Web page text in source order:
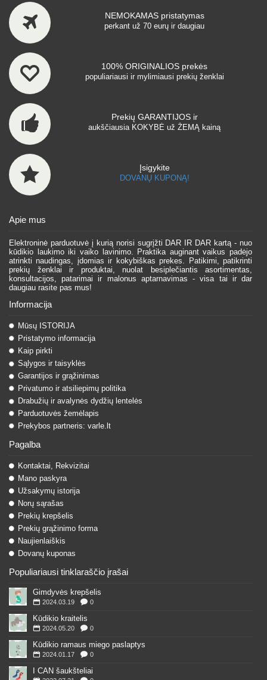
NEMOKAMAS pristatymas
perkant už 70 eurų ir daugiau
100% ORIGINALIOS prekės
populiariausi ir mylimiausi prekių ženklai
Prekių GARANTIJOS ir
aukščiausia KOKYBĖ už ŽEMĄ kainą
Įsigykite
DOVANŲ KUPONĄ!
Apie mus
Elektroninė parduotuvė į kurią norisi sugrįžti DAR IR DAR kartą - nuo
kūdikio laukimo iki vaiko lavinimo. Praktika auginant vaikus padėjo
atrinkti naudingas, įdomias ir kokybiškas prekes. Patikimi, patikrinti
prekių ženklai ir produktai, nuolat besiplečiantis asortimentas,
konsultacijos, patarimai ir malonus aptarnavimas - visa tai ir dar
daugiau rasite pas mus!
Informacija
Mūsų ISTORIJA
Pristatymo informacija
Kaip pirkti
Sąlygos ir taisyklės
Garantijos ir grąžinimas
Privatumo ir atsiliepimų politika
Drabužių ir avalynės dydžių lentelės
Parduotuvės žemėlapis
Prekybos partneris: varle.lt
Pagalba
Kontaktai, Rekvizitai
Mano paskyra
Užsakymų istorija
Norų sąrašas
Prekių krepšelis
Prekių grąžinimo forma
Naujienlaiškis
Dovanų kuponas
Populiariausi tinklaraščio įrašai
Gimdyvės krepšelis
2024.03.19 0
Kūdikio kraitelis
2024.05.20 0
Kūdikio ramaus miego paslaptys
2024.01.17 0
I CAN šaukšteliai